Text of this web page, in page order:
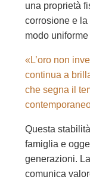
una proprietà
corrosione e
modo
«L’oro non
continua a
che segna il
Questa
famiglia e
generazioni.
comunica